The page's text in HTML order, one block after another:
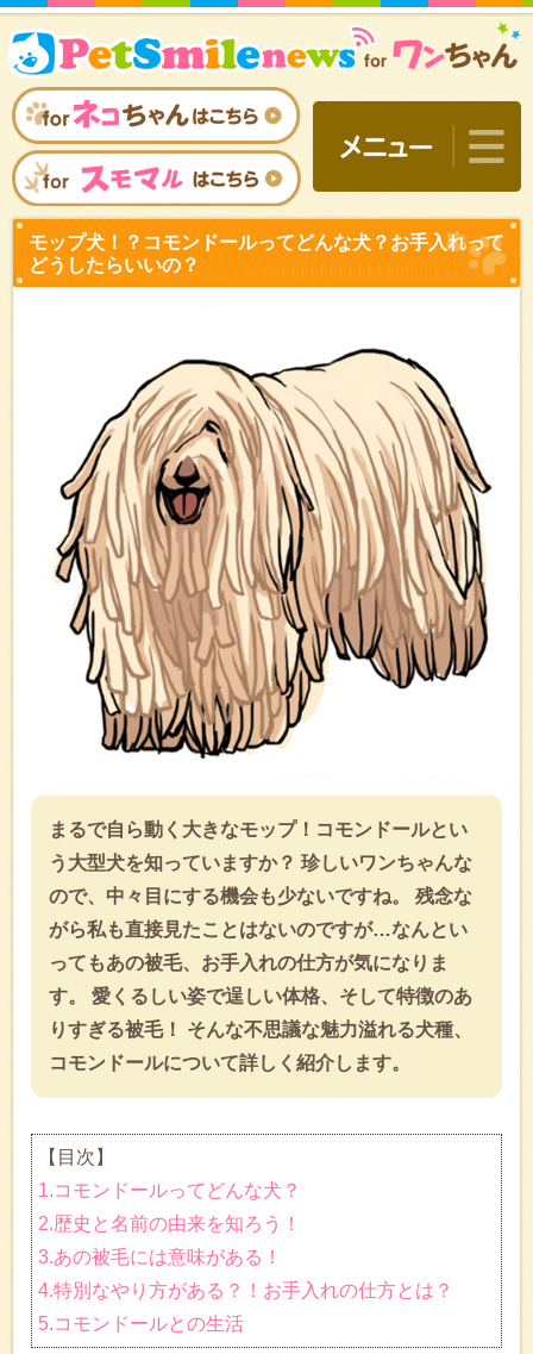
モップ犬！？コモンドー
どうしたらいいの？
まるで自ら動く大きなモップ！コモンドールとい
う大型犬を知っていますか？ 珍しいワンちゃんな
ので、中々目にする機会も少ないですね。 残念な
がら私も直接見たことはないのですが…なんとい
ってもあの被毛、お手入れの仕方が気になりま
す。 愛くるしい姿で逞しい体格、そして特徴のあ
りすぎる被毛！ そんな不思議な魅力溢れる犬種、
コモンドールについて詳しく紹介します。
【目次】
1.コモンドールってどんな犬？
2.歴史と名前の由来を知ろう！
3.あの被毛には意味がある！
4.特別なやり方がある？！お手入れの仕方とは？
5.コモンドールとの生活